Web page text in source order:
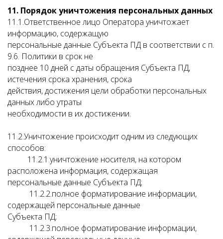
11. Порядок уничтожения персональных данных
11.1.Ответственное лицо Оператора уничтожает
информацию, содержащую
персональные данные Субъекта ПД в соответствии с п.
9.6. Политики в срок не
позднее 10 дней с даты обращения Субъекта ПД,
истечения срока хранения, срока
действия, достижения цели обработки персональных
данных либо утраты
необходимости в их достижении.
11.2.Уничтожение происходит одним из следующих
способов:
11.2.1.уничтожение носителя, на котором
расположена информация, содержащая
персональные данные Субъекта ПД;
11.2.2.полное форматирование информации,
содержащей персональные данные
Субъекта ПД;
11.2.3.полное форматирование информации,